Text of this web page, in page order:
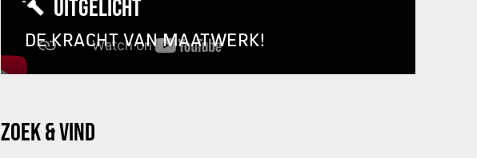
UITGELICHT
DE KRACHT VAN MAATWERK!
ZOEK & VIND